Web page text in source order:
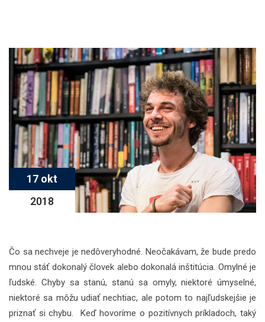
17 okt
2018
Čo sa nechveje je nedôveryhodné. Neočakávam, že bude predo
mnou stáť dokonalý človek alebo dokonalá inštitúcia. Omylné je
ľudské. Chyby sa stanú, stanú sa omyly, niektoré úmyselné,
niektoré sa môžu udiať nechtiac, ale potom to najľudskejšie je
priznať si chybu. Keď hovoríme o pozitívnych príkladoch, taký